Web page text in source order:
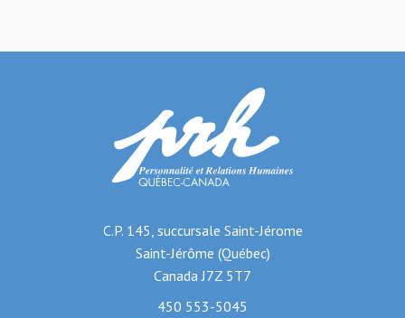
C.P. 145, succursale Saint-Jérome
Saint-Jérôme (Québec)
Canada J7Z 5T7
450 553-5045